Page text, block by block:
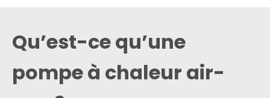
Qu’est-ce qu’une
pompe à chaleur air-